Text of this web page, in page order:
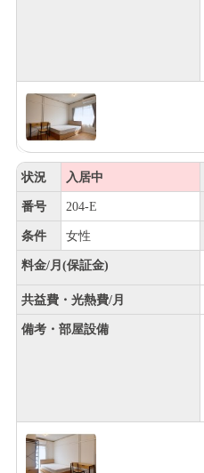
状況 入居中
番号 204-E
条件 女性
料金/月(保証金)
共益費・光熱費/月
備考・部屋設備